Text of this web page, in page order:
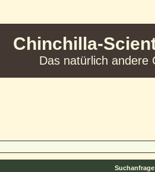
Chinchilla-
Das natürlich andere
Suchanfrage